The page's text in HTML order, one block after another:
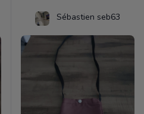
Sébastien seb63